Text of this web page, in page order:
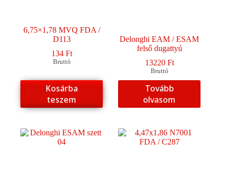
6,75×1,78 MVQ FDA /
D113
134 Ft
Bruttó
Kosárba
teszem
Delonghi EAM / ESAM
felső dugattyú
13220 Ft
Bruttó
Tovább
olvasom